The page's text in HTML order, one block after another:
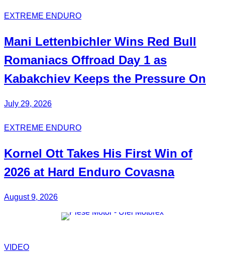
EXTREME ENDURO
Mani Lettenbichler Wins Red Bull
Romaniacs Offroad Day 1 as
Kabakchiev Keeps the Pressure On
July 29, 2026
EXTREME ENDURO
Kornel Ott Takes His First Win of
2026 at Hard Enduro Covasna
August 9, 2026
VIDEO